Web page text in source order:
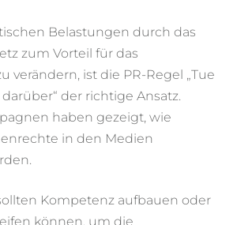
Belastungen durch das
zum Vorteil für das
verändern, ist die PR-Regel „Tue
der richtige Ansatz.
haben gezeigt, wie
in den Medien
Kompetenz aufbauen oder
können, um die